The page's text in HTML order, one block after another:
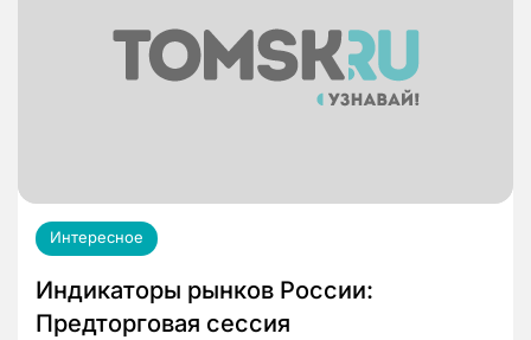
Интересное
Индикаторы рынков России:
Предторговая сессия